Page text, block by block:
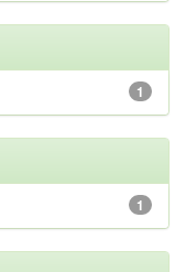
1
1